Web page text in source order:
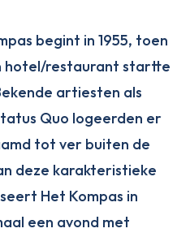
begint in 1955, toen
hotel/restaurant startte
artiesten als
Quo logeerden er
tot ver buiten de
deze karakteristieke
Het Kompas in
een avond met